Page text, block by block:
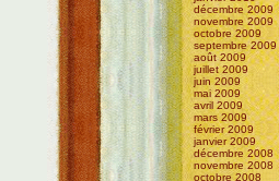
décembre 2009
novembre 2009
octobre 2009
septembre 2009
août 2009
juillet 2009
juin 2009
mai 2009
avril 2009
mars 2009
février 2009
janvier 2009
décembre 2008
novembre 2008
octobre 2008